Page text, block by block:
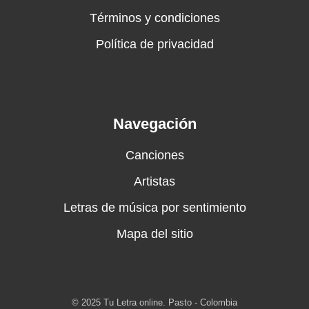
Términos y condiciones
Política de privacidad
Navegación
Canciones
Artistas
Letras de música por sentimiento
Mapa del sitio
© 2025 Tu Letra online. Pasto - Colombia